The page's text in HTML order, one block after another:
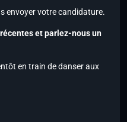
envoyer votre candidature.
et parlez-nous un
en train de danser aux